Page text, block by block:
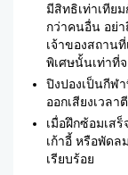
มีสิทธิเท่าเทีย
กว่าคนอื่น อย่า
เจ้าของสถาน
พิเศษนั้นเท่าที่
ปิงปองเป็นกีฬ
ออกเสียงเวล
เมื่อฝึกซ้อมเส
เก้าอี้ หรือพัดล
เรียบร้อย